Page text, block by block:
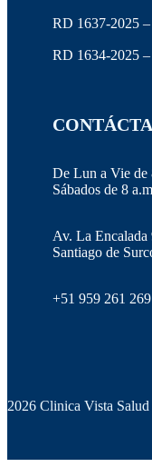
RD 1637-2025
RD 1634-2025
De Lun a Vie de
Sábados de 8
Av. La
Santiago de
+51 959 261 269
2026 Clinica Vista Salud